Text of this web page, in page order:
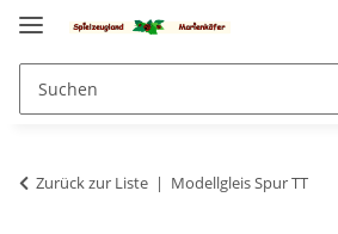
Zurück zur Liste Modellgleis Spur TT